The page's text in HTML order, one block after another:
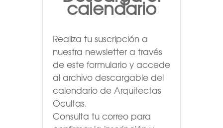
calendario
Realiza tu suscripción a
nuestra newsletter a través
de este formulario y accede
al archivo descargable del
calendario de Arquitectas
Ocultas.
Consulta tu correo para